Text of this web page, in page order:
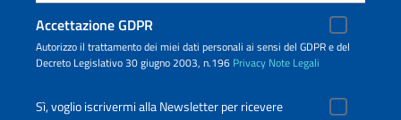
Accettazione GDPR
Autorizzo il trattamento dei miei dati personali ai sensi del GDPR e del
Decreto Legislativo 30 giugno 2003, n.196 Privacy Note Legali
Sì, voglio iscrivermi alla Newsletter per ricevere